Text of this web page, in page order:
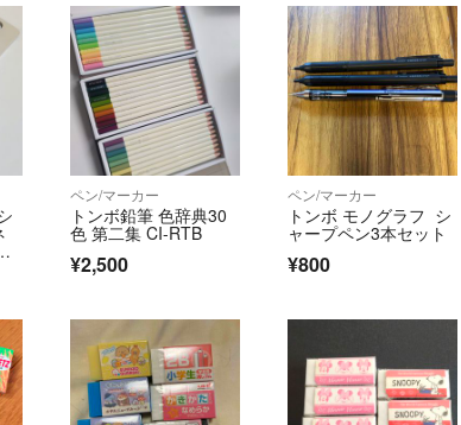
ペン/マーカー
トンボ鉛筆 色辞典30
色 第二集 CI-RTB
¥2,500
ペン/マーカー
トンボ モノグラフ シ
ャープペン3本セット
¥800